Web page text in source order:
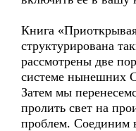
Книга
структурирована
рассмотрены две
системе нынешних
Затем мы
пролить свет на
проблем. Соединим